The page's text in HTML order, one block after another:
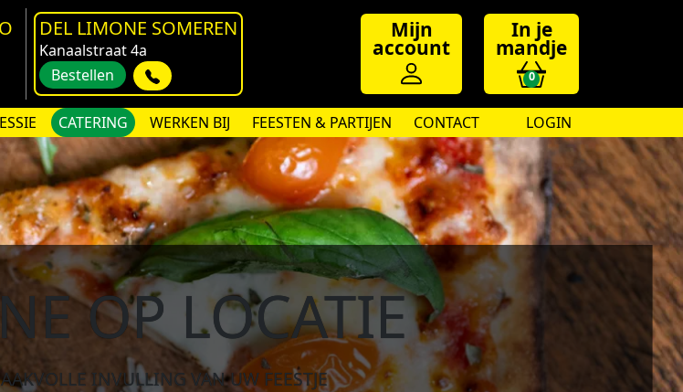
DEL LIMONE SOMEREN
Kanaalstraat 4a
Bestellen
Mijn
account
In je
mandje
0
CATERING WERKEN BIJ FEESTEN & PARTIJEN CONTACT LOGIN
OP LOCATIE
INVULLING VAN UW FEESTJE